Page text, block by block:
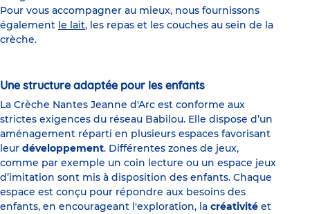
Pour vous accompagner au mieux, nous fournissons
également le lait, les repas et les couches au sein de la
crèche.
Une structure adaptée pour les enfants
La Crèche Nantes Jeanne d'Arc est conforme aux
strictes exigences du réseau Babilou. Elle dispose d’un
aménagement réparti en plusieurs espaces favorisant
leur développement. Différentes zones de jeux,
comme par exemple un coin lecture ou un espace jeux
d’imitation sont mis à disposition des enfants. Chaque
espace est conçu pour répondre aux besoins des
enfants, en encourageant l'exploration, la créativité et